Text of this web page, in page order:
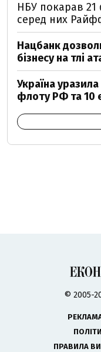
НБУ покарав 21
серед них
Нацбанк
бізнесу на тлі
Україна
флоту РФ та 10
© 2005-
ПРАВИЛА